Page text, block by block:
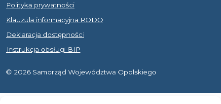
Polityka prywatności
Klauzula informacyjna RODO
Deklaracja dostępności
Instrukcja obsługi BIP
© 2026 Samorząd Województwa Opolskiego